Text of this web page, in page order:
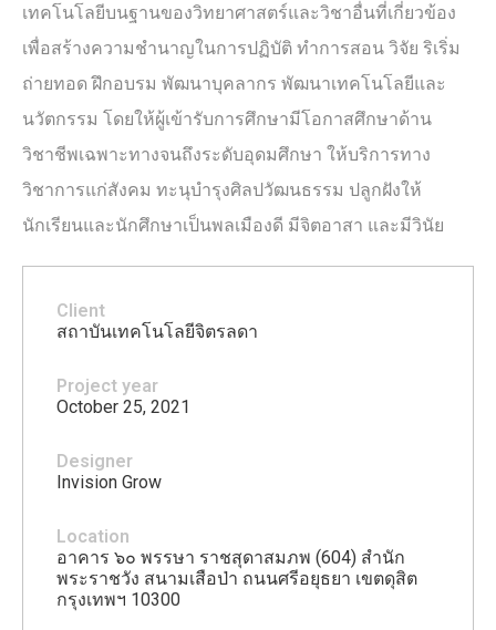
เทคโนโลยีบนฐานของวิทยาศาสตร์และวิชาอื่นที่เกี่ยวข้อง
เพื่อสร้างความชำนาญในการปฏิบัติ ทำการสอน วิจัย ริเริ่ม
ถ่ายทอด ฝึกอบรม พัฒนาบุคลากร พัฒนาเทคโนโลยีและ
นวัตกรรม โดยให้ผู้เข้ารับการศึกษามีโอกาสศึกษาด้าน
วิชาชีพเฉพาะทางจนถึงระดับอุดมศึกษา ให้บริการทาง
วิชาการแก่สังคม ทะนุบำรุงศิลปวัฒนธรรม ปลูกฝังให้
นักเรียนและนักศึกษาเป็นพลเมืองดี มีจิตอาสา และมีวินัย
Client
สถาบันเทคโนโลยีจิตรลดา
Project year
October 25, 2021
Designer
Invision Grow
Location
อาคาร ๖๐ พรรษา ราชสุดาสมภพ (604) สำนัก
พระราชวัง สนามเสือป่า ถนนศรีอยุธยา เขตดุสิต
กรุงเทพฯ 10300